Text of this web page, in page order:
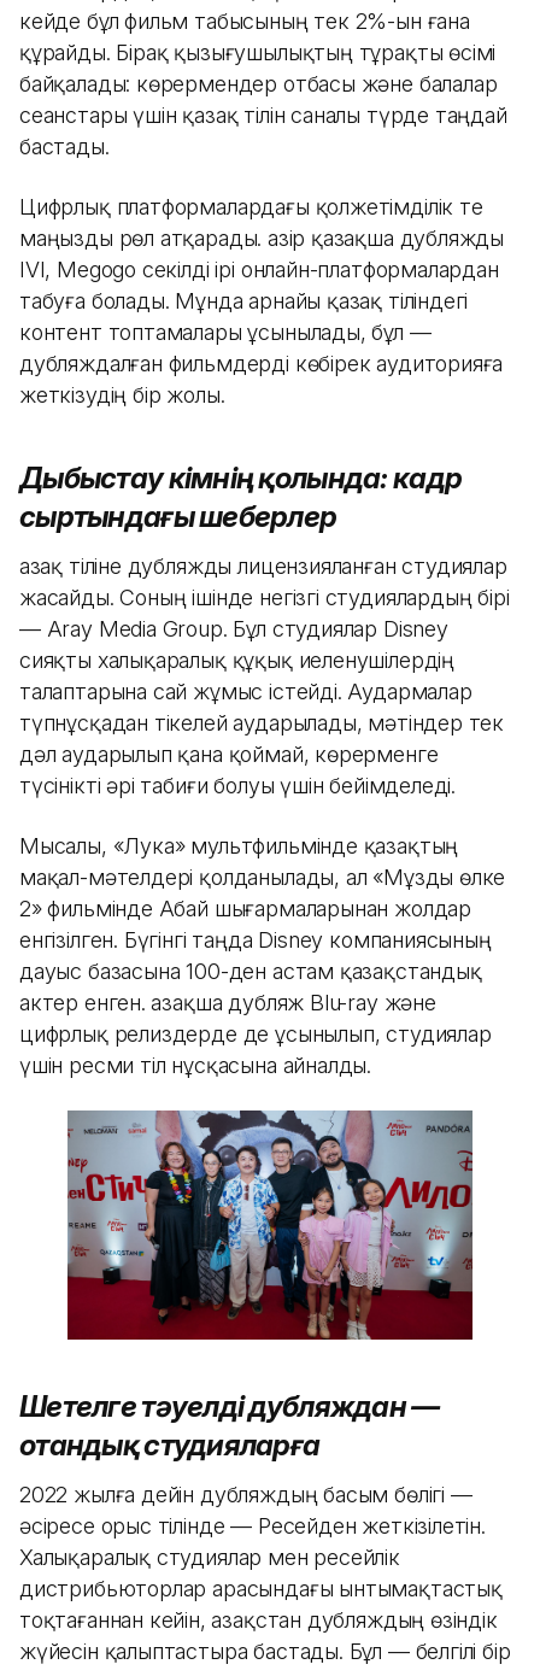
кейде бұл фильм табысының тек 2%-ын ғана
құрайды. Бірақ қызығушылықтың тұрақты өсімі
байқалады: көрермендер отбасы және балалар
сеанстары үшін қазақ тілін саналы түрде таңдай
бастады.
Цифрлық платформалардағы қолжетімділік те
маңызды рөл атқарады. Қазір қазақша дубляжды
IVI, Megogo секілді ірі онлайн-платформалардан
табуға болады. Мұнда арнайы қазақ тіліндегі
контент топтамалары ұсынылады, бұл —
дубляждалған фильмдерді көбірек аудиторияға
жеткізудің бір жолы.
Дыбыстау кімнің қолында: кадр
сыртындағы шеберлер
Қазақ тіліне дубляжды лицензияланған студиялар
жасайды. Соның ішінде негізгі студиялардың бірі
— Aray Media Group. Бұл студиялар Disney
сияқты халықаралық құқық иеленушілердің
талаптарына сай жұмыс істейді. Аудармалар
түпнұсқадан тікелей аударылады, мәтіндер тек
дәл аударылып қана қоймай, көрерменге
түсінікті әрі табиғи болуы үшін бейімделеді.
Мысалы, «Лука» мультфильмінде қазақтың
мақал-мәтелдері қолданылады, ал «Мұзды өлке
2» фильмінде Абай шығармаларынан жолдар
енгізілген. Бүгінгі таңда Disney компаниясының
дауыс базасына 100-ден астам қазақстандық
актер енген. Қазақша дубляж Blu-ray және
цифрлық релиздерде де ұсынылып, студиялар
үшін ресми тіл нұсқасына айналды.
Шетелге тәуелді дубляждан —
отандық студияларға
2022 жылға дейін дубляждың басым бөлігі —
әсіресе орыс тілінде — Ресейден жеткізілетін.
Халықаралық студиялар мен ресейлік
дистрибьюторлар арасындағы ынтымақтастық
тоқтағаннан кейін, Қазақстан дубляждың өзіндік
жүйесін қалыптастыра бастады. Бұл — белгілі бір